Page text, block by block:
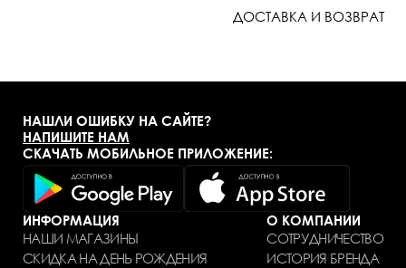
ДОСТАВКА И ВОЗВРАТ
НАШЛИ ОШИБКУ НА САЙТЕ?
НАПИШИТЕ НАМ
СКАЧАТЬ МОБИЛЬНОЕ ПРИЛОЖЕНИЕ:
ИНФОРМАЦИЯ
НАШИ МАГАЗИНЫ
СКИДКА НА ДЕНЬ РОЖДЕНИЯ
О КОМПАНИИ
СОТРУДНИЧЕСТВО
ИСТОРИЯ БРЕНДА